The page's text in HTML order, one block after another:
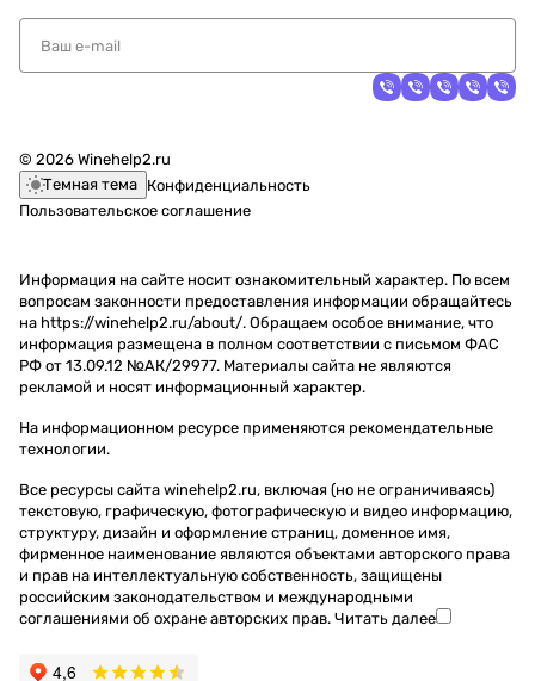
© 2026 Winehelp2.ru
Темная тема Конфиденциальность
Пользовательское соглашение
Информация на сайте носит ознакомительный характер. По всем
вопросам законности предоставления информации обращайтесь
на https://winehelp2.ru/about/. Обращаем особое внимание, что
информация размещена в полном соответствии с письмом ФАС
РФ от 13.09.12 №АК/29977. Материалы сайта не являются
рекламой и носят информационный характер.
На информационном ресурсе применяются рекомендательные
технологии.
Все ресурсы сайта winehelp2.ru, включая (но не ограничиваясь)
текстовую, графическую, фотографическую и видео информацию,
структуру, дизайн и оформление страниц, доменное имя,
фирменное наименование являются объектами авторского права
и прав на интеллектуальную собственность, защищены
российским законодательством и международными
соглашениями об охране авторских прав. Читать далее